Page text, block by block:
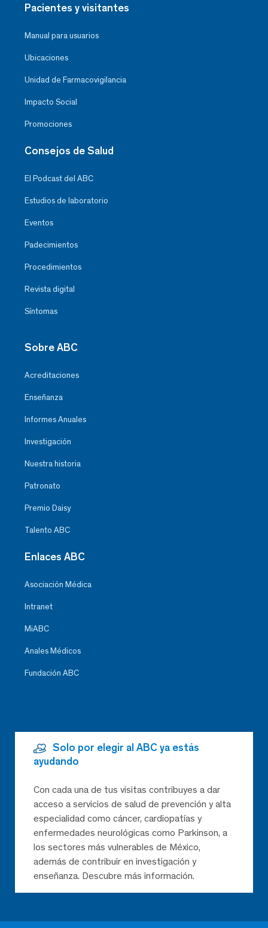
Pacientes y visitantes
Manual para usuarios
Ubicaciones
Unidad de Farmacovigilancia
Impacto Social
Promociones
Consejos de Salud
El Podcast del ABC
Estudios de laboratorio
Eventos
Padecimientos
Procedimientos
Revista digital
Síntomas
Sobre ABC
Acreditaciones
Enseñanza
Informes Anuales
Investigación
Nuestra historia
Patronato
Premio Daisy
Talento ABC
Enlaces ABC
Asociación Médica
Intranet
MiABC
Anales Médicos
Fundación ABC
Solo por elegir al ABC ya estás
ayudando
Con cada una de tus visitas contribuyes a dar
acceso a servicios de salud de prevención y alta
especialidad como cáncer, cardiopatías y
enfermedades neurológicas como Parkinson, a
los sectores más vulnerables de México,
además de contribuir en investigación y
enseñanza. Descubre más información.